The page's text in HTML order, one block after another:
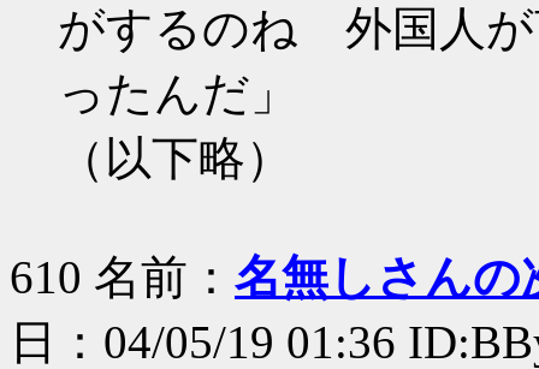
がするのね 外国人が
ったんだ」
（以下略）
610 名前： 名無しさんの
日：04/05/19 01:36